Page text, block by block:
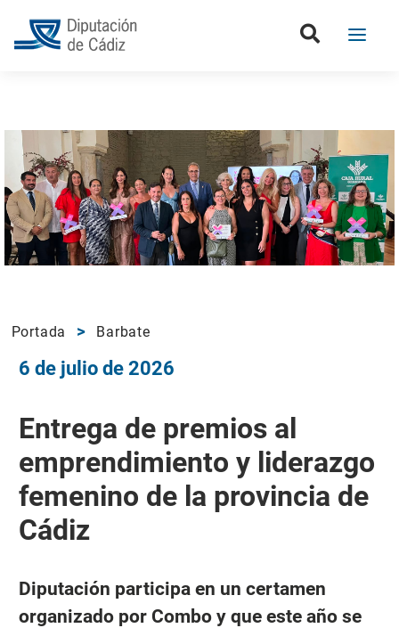
Portada Barbate
6 de julio de 2026
Entrega de premios al
emprendimiento y liderazgo
femenino de la provincia de
Cádiz
Diputación participa en un certamen
organizado por Combo y que este año se